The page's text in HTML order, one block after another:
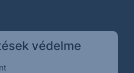
védelme